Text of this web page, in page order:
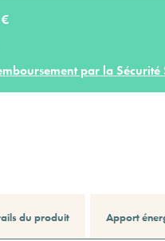
par la Sécurité
du produit Apport